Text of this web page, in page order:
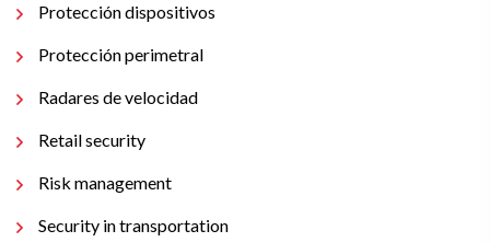
Protección dispositivos
Protección perimetral
Radares de velocidad
Retail security
Risk management
Security in transportation